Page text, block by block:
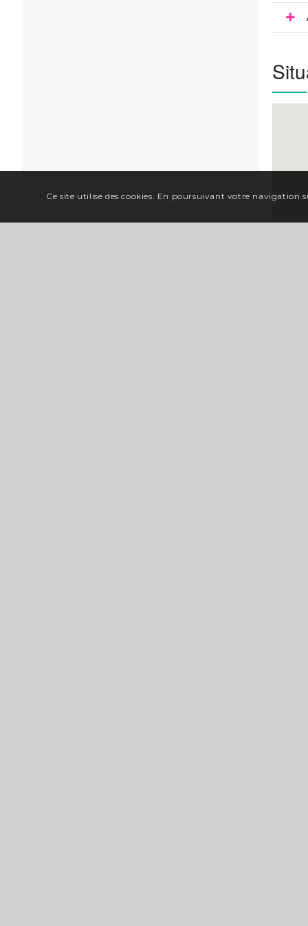
Ce site utilise des cookies. En poursuivant votre navigation